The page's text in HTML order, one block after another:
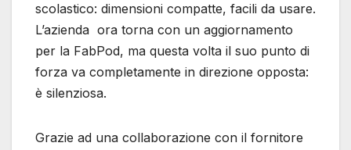
scolastico: dimensioni compatte, facili da usare.
L’azienda ora torna con un aggiornamento
per la FabPod, ma questa volta il suo punto di
forza va completamente in direzione opposta:
è silenziosa.
Grazie ad una collaborazione con il fornitore